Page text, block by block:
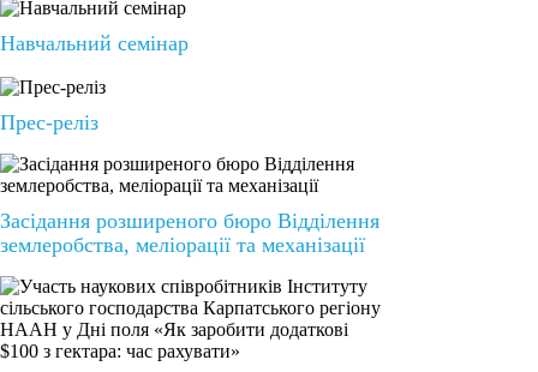
Навчальний семінар
Прес-реліз
Засідання розширеного бюро Відділення
землеробства, меліорації та механізації